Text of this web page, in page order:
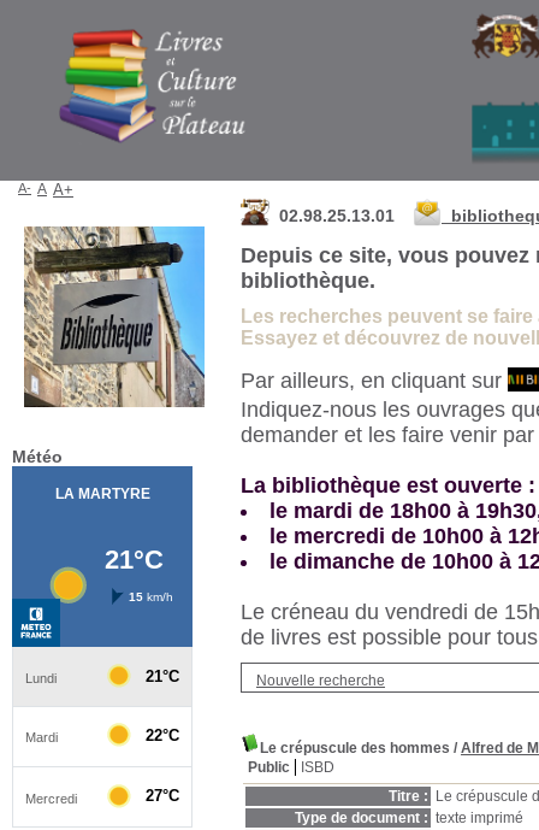
Les recherches peuvent se
Essayez et découvrez de
Par ailleurs, en cliquant sur
Indiquez-nous les ouvrages
demander et les faire venir
La bibliothèque est ouverte :
le mardi de 18h00 à
le mercredi de 10h00 à
le dimanche de 10h00 à
Le créneau du vendredi de
de livres est possible pour
Nouvelle recherche
Le crépuscule des hommes / Alfred de
Public
ISBD
Titre :
Le crépuscule
Type de document : texte imprimé
02.98.25.13.01
Depuis ce site, vous
bibliothèque.
A- A A+
Météo